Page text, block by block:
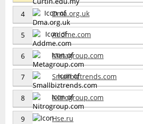
4 Dma.org.uk
5 Addme.com
6 Metagroup.com
7 Smallbiztrends.com
8 Nitrogroup.com
9 Hse.ru